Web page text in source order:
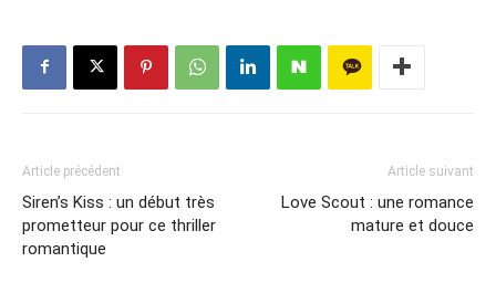
Article précédent
Siren’s Kiss : un début très
prometteur pour ce thriller
romantique
Article suivant
Love Scout : une romance
mature et douce